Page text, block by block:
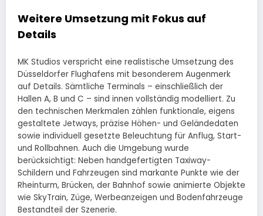
Weitere Umsetzung mit Fokus auf
Details
MK Studios verspricht eine realistische Umsetzung des
Düsseldorfer Flughafens mit besonderem Augenmerk
auf Details. Sämtliche Terminals – einschließlich der
Hallen A, B und C – sind innen vollständig modelliert. Zu
den technischen Merkmalen zählen funktionale, eigens
gestaltete Jetways, präzise Höhen- und Geländedaten
sowie individuell gesetzte Beleuchtung für Anflug, Start-
und Rollbahnen. Auch die Umgebung wurde
berücksichtigt: Neben handgefertigten Taxiway-
Schildern und Fahrzeugen sind markante Punkte wie der
Rheinturm, Brücken, der Bahnhof sowie animierte Objekte
wie SkyTrain, Züge, Werbeanzeigen und Bodenfahrzeuge
Bestandteil der Szenerie.